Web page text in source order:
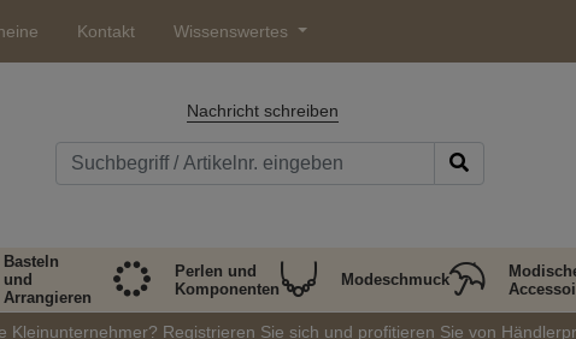
Kontakt Wissenswertes
Nachricht schreiben
Basteln
und
Arrangieren
Perlen und
Komponenten
Modeschmuck
Kleinunternehmer? Registrieren Sie sich und profitieren Sie von